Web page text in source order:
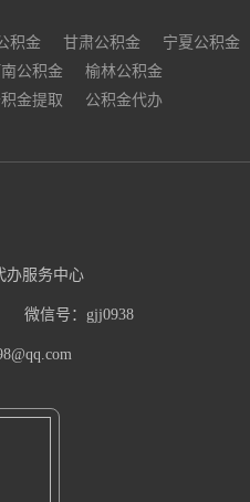
积金 甘肃公积金
宁夏公积金
公积金
榆林公积金
金提取
公积金代办
办服务中心
微信号：gjj0938